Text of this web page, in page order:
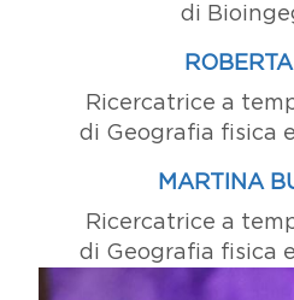
di
ROBERTA
Ricercatrice a
di Geografia fisica
MARTINA
Ricercatrice a
di Geografia fisica